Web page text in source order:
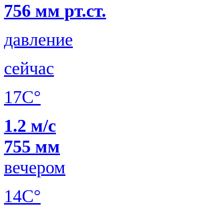
756 мм рт.ст.
давление
сейчас
17C°
1.2 м/с
755 мм
вечером
14C°